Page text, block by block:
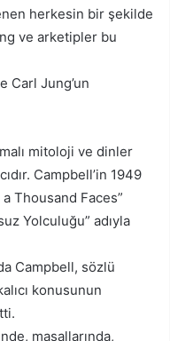
herkesin bir şekilde
ve arketipler bu
Carl Jung’un
mitoloji ve dinler
Campbell’in 1949
a Thousand Faces”
Yolculuğu” adıyla
Campbell, sözlü
konusunun
masallarında,